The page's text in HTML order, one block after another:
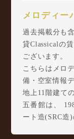
メロディー
過去掲載分も
貸Classicalの
ございます。
こちらはメロ
備・空室情報
地上11階建て
五番館は、
ート造(SRC造